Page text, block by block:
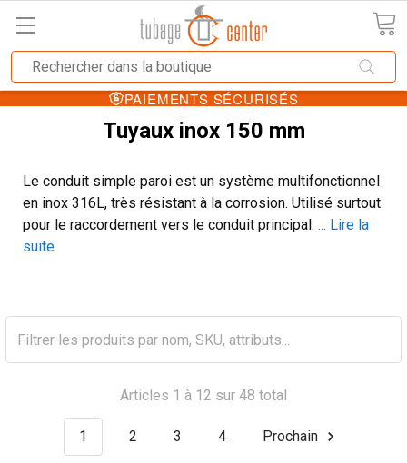
PAIEMENTS SÉCURISÉS
Tuyaux inox 150 mm
Le conduit simple paroi est un système multifonctionnel
en inox 316L, très résistant à la corrosion. Utilisé surtout
pour le raccordement vers le conduit principal. ... Lire la
suite
Articles 1 à 12 sur 48 total
1 2 3 4 Prochain